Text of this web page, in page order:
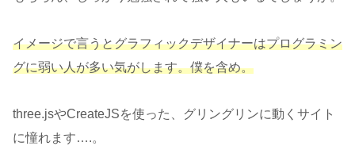
イメージで言うとグラフィックデザイナーはプログラミン
グに弱い人が多い気がします。僕を含め。
three.jsやCreateJSを使った、グリングリンに動くサイト
に憧れます….。